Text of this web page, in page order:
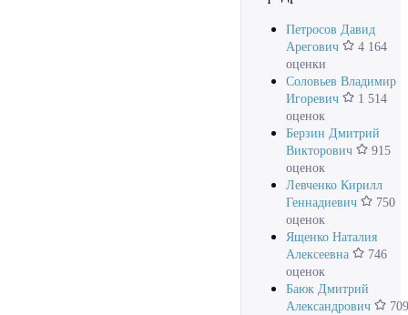
Петросов Давид
Арегович
4 164
оценки
Соловьев Владимир
Игоревич
1 514
оценок
Берзин Дмитрий
Викторович
915
оценок
Левченко Кирилл
Геннадиевич
750
оценок
Ященко Наталия
Алексеевна
746
оценок
Баюк Дмитрий
Александрович
709